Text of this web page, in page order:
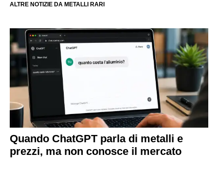
ALTRE NOTIZIE DA METALLI RARI
Quando ChatGPT parla di metalli e
prezzi, ma non conosce il mercato